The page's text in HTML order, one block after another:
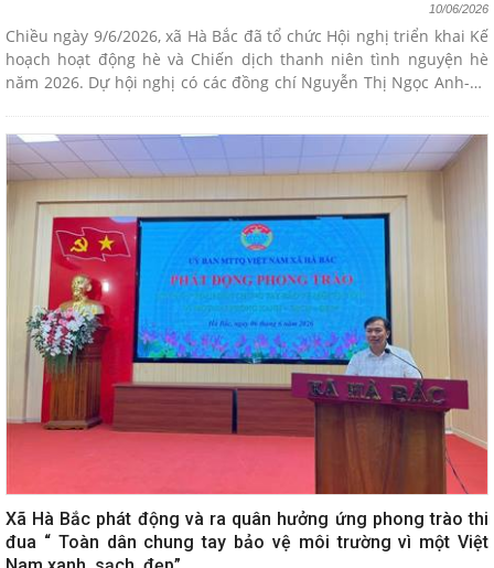
10/06/2026
Chiều ngày 9/6/2026, xã Hà Bắc đã tổ chức Hội nghị triển khai Kế
hoạch hoạt động hè và Chiến dịch thanh niên tình nguyện hè
năm 2026. Dự hội nghị có các đồng chí Nguyễn Thị Ngọc Anh-Ủy
Phạm Văn Chung- Phó Bí thư Thường trực Đảng ủy, Nguyễn Anh
Tuấn- Phó Bí thư, Chủ tịch UBND xã; Phạm Đức Tiến- Ủy viên BTV,
Phó Chủ tịch UBND xã, Trưởng Ban chỉ đạo hoạt động hè.
Xã Hà Bắc phát động và ra quân hưởng ứng phong trào thi
đua “ Toàn dân chung tay bảo vệ môi trường vì một Việt